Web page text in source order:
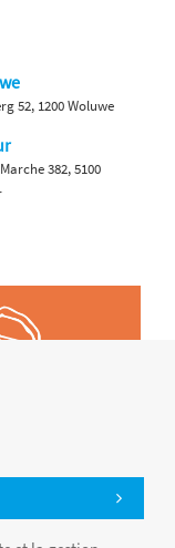
52, 1200 Woluwe
382, 5100